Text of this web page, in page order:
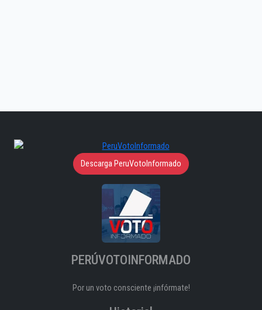
Descarga PeruVotoInformado
PERÚVOTOINFORMADO
Por un voto consciente ¡infórmate!